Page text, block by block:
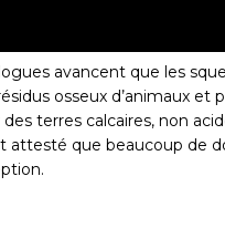
avancent que les
osseux d’animaux et
terres calcaires, non
que beaucoup de